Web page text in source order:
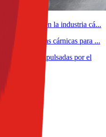
rentabilidad en la industria cá...
en plantas cárnicas para ...
36% impulsadas por el